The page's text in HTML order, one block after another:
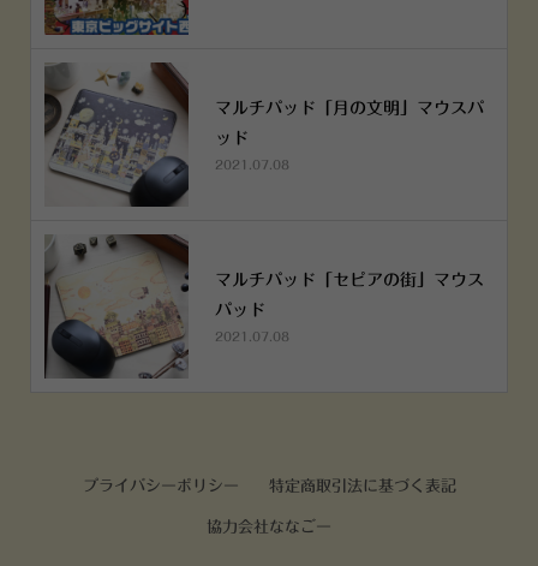
マルチパッド「月の文明」マウスパ
ッド
2021.07.08
マルチパッド「セピアの街」マウス
パッド
2021.07.08
プライバシーポリシー 特定商取引法に基づく表記
協力会社ななごー